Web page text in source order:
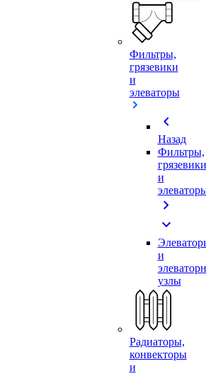
Фильтры,
грязевики
и
элеваторы
chevron_left
Назад
Фильтры,
грязевики
и
chevron_right
expand_more
и
узлы
Радиаторы,
конвекторы
и